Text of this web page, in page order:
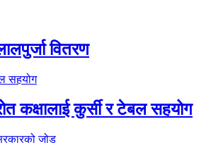
वितरण
कक्षालाई कुर्सी र टेबल सहयोग